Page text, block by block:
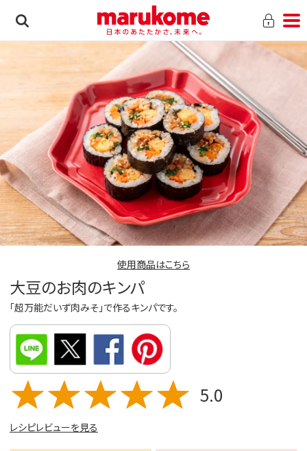
使用商品はこちら
大豆のお肉のキンパ
「超万能だいず肉みそ」で作るキンパです。
5.0
レシピレビューを見る